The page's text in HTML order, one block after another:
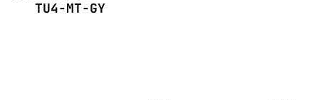
TU4-MT-GY